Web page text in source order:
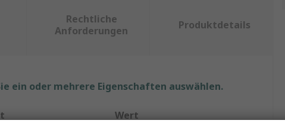
Rechtliche
Anforderungen
Produktdetails
ein oder mehrere Eigenschaften auswählen.
Wert